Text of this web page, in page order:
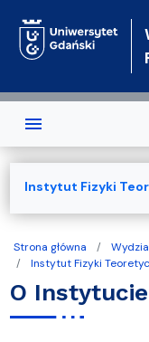
Strona główna
Instytut Fizyki
O Instytucie
Instytut Fizyki